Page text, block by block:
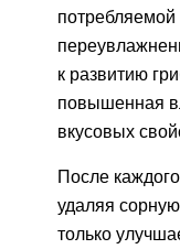
потребляемой
к развитию
повышенная
вкусовых
После
удаляя
только